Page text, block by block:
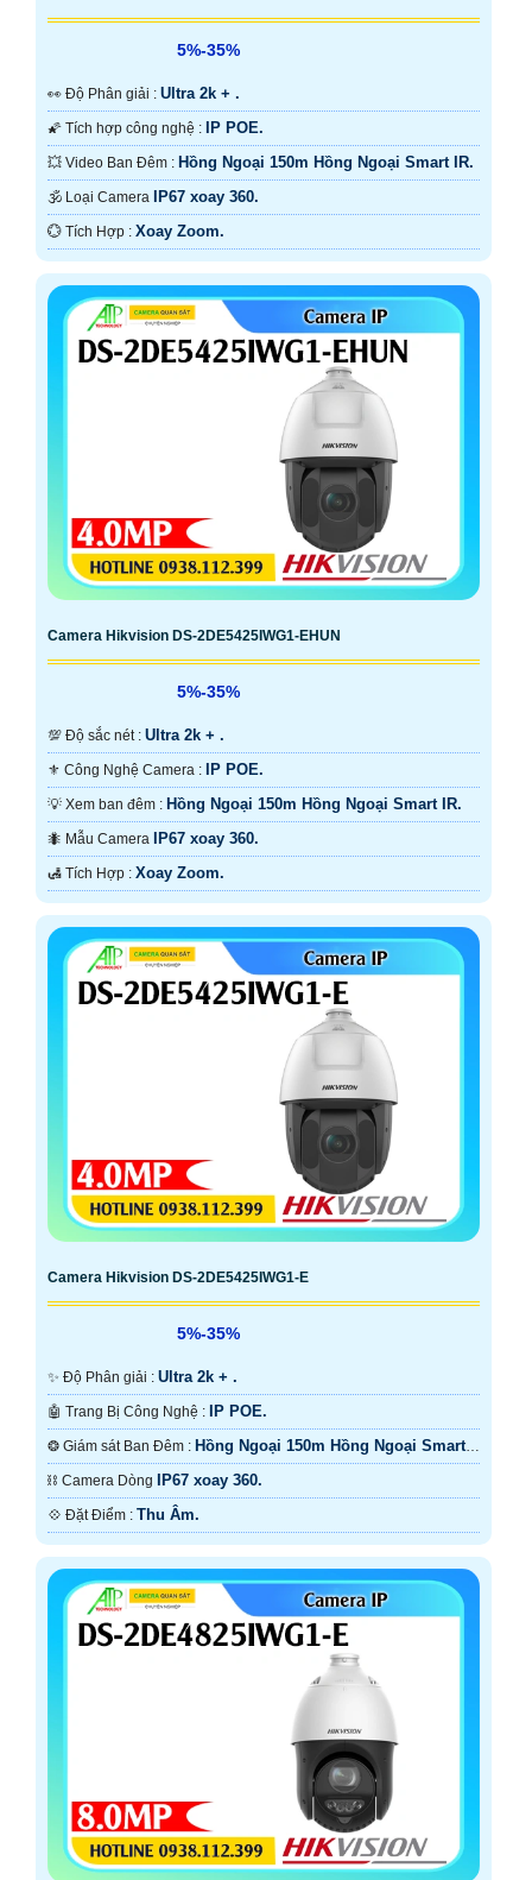
5%-35%
️👀 Độ Phân giải : Ultra 2k + .
🌠 Tích hợp công nghệ : IP POE.
💥 Video Ban Đêm : Hồng Ngoại 150m Hồng Ngoại Smart IR.
🕉️ Loại Camera IP67 xoay 360.
️💮 Tích Hợp : Xoay Zoom.
Camera Hikvision DS-2DE5425IWG1-EHUN
5%-35%
💯 Độ sắc nét : Ultra 2k + .
⚜️ Công Nghệ Camera : IP POE.
💡 Xem ban đêm : Hồng Ngoại 150m Hồng Ngoại Smart IR.
🐜 Mẫu Camera IP67 xoay 360.
️🛃 Tích Hợp : Xoay Zoom.
Camera Hikvision DS-2DE5425IWG1-E
5%-35%
✨ Độ Phân giải : Ultra 2k + .
🤖️ Trang Bị Công Nghệ : IP POE.
❂ Giám sát Ban Đêm : Hồng Ngoại 150m Hồng Ngoại Smart
IR.⛓ Camera Dòng IP67 xoay 360.
️💠 Đặt Điểm : Thu Âm.